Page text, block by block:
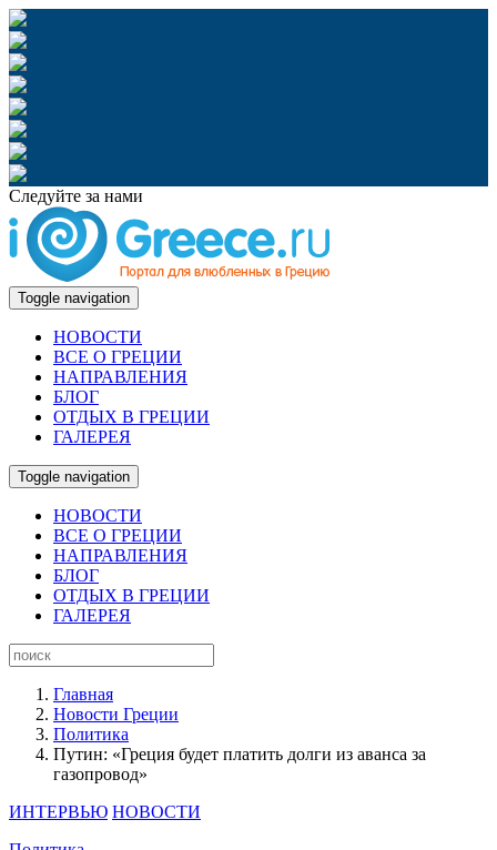
Следуйте за нами
Toggle navigation
НОВОСТИ
ВСЕ О ГРЕЦИИ
НАПРАВЛЕНИЯ
БЛОГ
ОТДЫХ В ГРЕЦИИ
ГАЛЕРЕЯ
Toggle navigation
НОВОСТИ
ВСЕ О ГРЕЦИИ
НАПРАВЛЕНИЯ
БЛОГ
ОТДЫХ В ГРЕЦИИ
ГАЛЕРЕЯ
Главная
Новости Греции
Политика
Путин: «Греция будет платить долги из аванса за
газопровод»
ИНТЕРВЬЮ НОВОСТИ